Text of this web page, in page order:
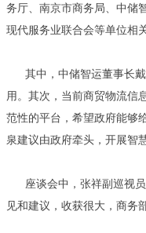
务厅、南京市商务局、中储
现代服务业联合会等单位相
其中，中储智运董事长戴
用。其次，当前商贸物流信
范性的平台，希望政府能够
泉建议由政府牵头，开展智
座谈会中，张祥副巡视员
见和建议，收获很大，商务